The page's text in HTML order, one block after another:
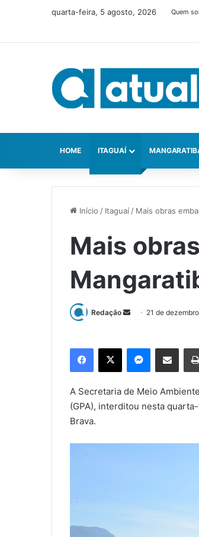
quarta-feira, 5 agosto, 2026 Quem
HOME ITAGUAÍ
Início / Itaguaí/ Mais obras
Mais
Redação
m
e
21 de
A Secretaria de Meio
(GPA), interditou nesta
Brava.